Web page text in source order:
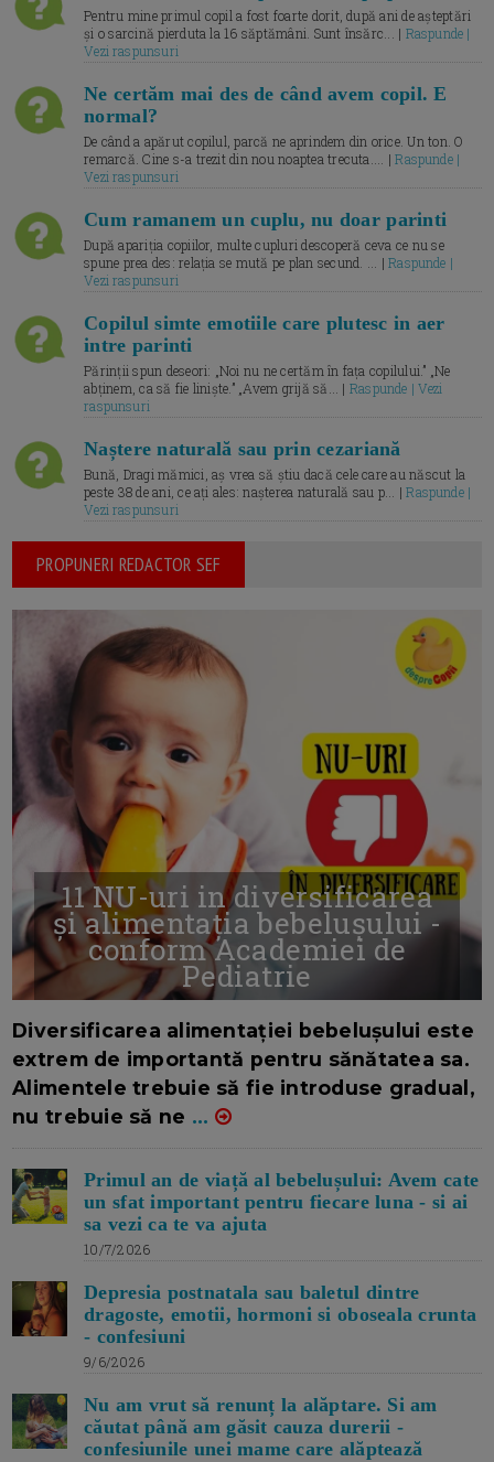
Pentru mine primul copil a fost foarte dorit, după ani de așteptări
și o sarcină pierduta la 16 săptămâni. Sunt însărc... | Raspunde |
Vezi raspunsuri
Ne certăm mai des de când avem copil. E
normal?
De când a apărut copilul, parcă ne aprindem din orice. Un ton. O
remarcă. Cine s-a trezit din nou noaptea trecuta.... |Raspunde |
Vezi raspunsuri
Cum ramanem un cuplu, nu doar parinti
După apariția copiilor, multe cupluri descoperă ceva ce nu se
spune prea des: relația se mută pe plan secund. ... |Raspunde |
Vezi raspunsuri
Copilul simte emotiile care plutesc in aer
intre parinti
Părinții spun deseori: „Noi nu ne certăm în fața copilului.” „Ne
abținem, ca să fie liniște.” „Avem grijă să... | Raspunde | Vezi
raspunsuri
Naștere naturală sau prin cezariană
Bună, Dragi mămici, aș vrea să știu dacă cele care au născut la
peste 38 de ani, ce ați ales: nașterea naturală sau p... |Raspunde |
Vezi raspunsuri
PROPUNERI REDACTOR SEF
11 NU-uri in diversificarea
și alimentația bebelușului -
conform Academiei de
Pediatrie
Diversificarea alimentației bebelușului este
extrem de importantă pentru sănătatea sa.
Alimentele trebuie să fie introduse gradual,
nu trebuie să ne ...
Primul an de viață al bebelușului: Avem cate
un sfat important pentru fiecare luna - si ai
sa vezi ca te va ajuta
10/7/2026
Depresia postnatala sau baletul dintre
dragoste, emotii, hormoni si oboseala crunta
- confesiuni
9/6/2026
Nu am vrut să renunț la alăptare. Si am
căutat până am găsit cauza durerii -
confesiunile unei mame care alăptează